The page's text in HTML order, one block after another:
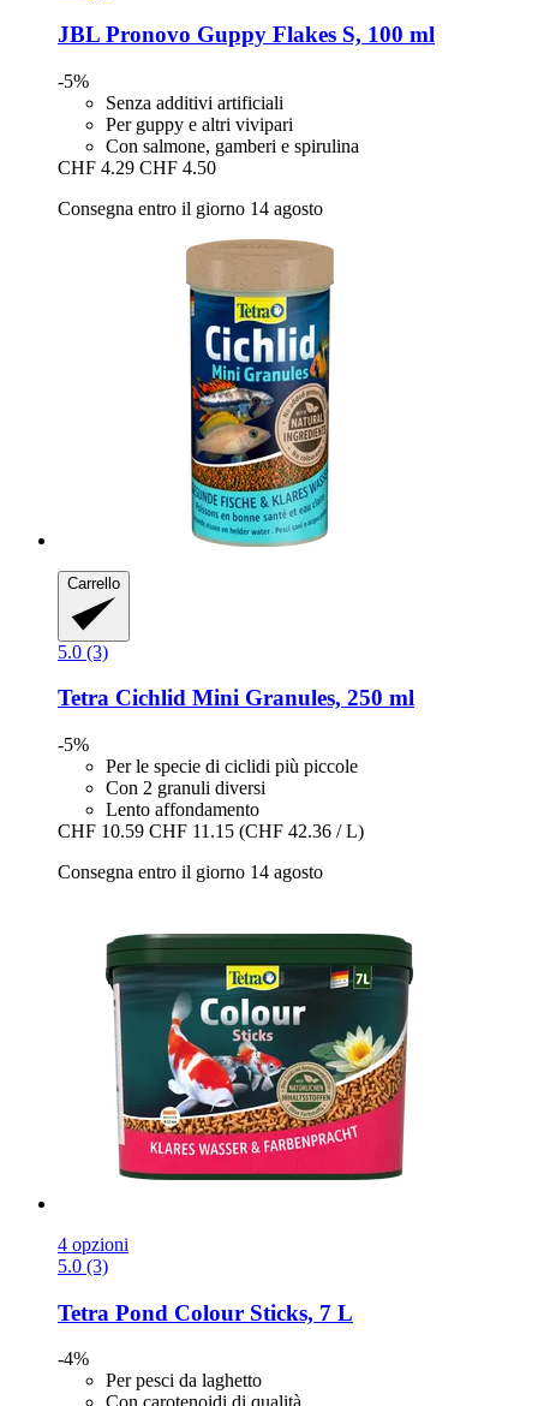
JBL Pronovo Guppy Flakes S, 100 ml
-5%
Senza additivi artificiali
Per guppy e altri vivipari
Con salmone, gamberi e spirulina
CHF 4.29 CHF 4.50
Consegna entro il giorno 14 agosto
Carrello
5.0 (3)
Tetra Cichlid Mini Granules, 250 ml
-5%
Per le specie di ciclidi più piccole
Con 2 granuli diversi
Lento affondamento
CHF 10.59 CHF 11.15 (CHF 42.36 / L)
Consegna entro il giorno 14 agosto
4 opzioni
5.0 (3)
Tetra Pond Colour Sticks, 7 L
-4%
Per pesci da laghetto